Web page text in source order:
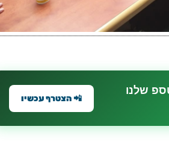
שלנו
📲 הצטרף עכשיו